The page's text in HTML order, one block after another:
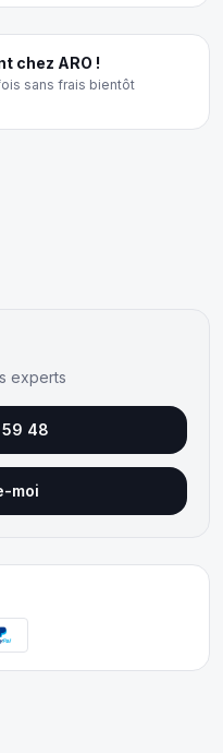
chez ARO !
sans frais bientôt
experts
48
moi